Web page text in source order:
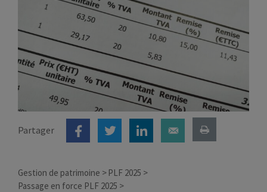
Partager
Gestion de patrimoine
PLF 2025
Passage en force PLF 2025